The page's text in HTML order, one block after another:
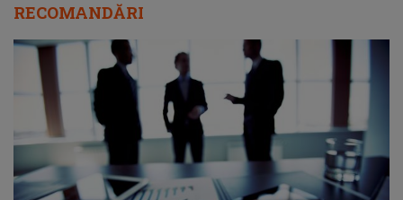
RECOMANDĂRI